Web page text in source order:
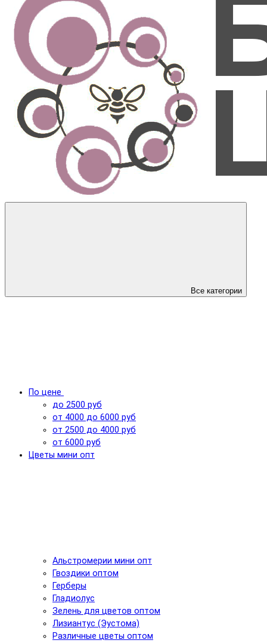
Все категории
По цене
до 2500 руб
от 4000 до 6000 руб
от 2500 до 4000 руб
от 6000 руб
Цветы мини опт
Альстромерии мини опт
Гвоздики оптом
Герберы
Гладиолус
Зелень для цветов оптом
Лизиантус (Эустома)
Различные цветы оптом